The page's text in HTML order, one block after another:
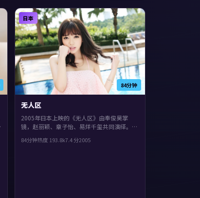
84分钟
日本
无人区
2005年日本上映的《无人区》由奉俊昊掌
镜，赵丽颖、章子怡、易烊千玺共同演绎。类
笔，片尾余味很足。
84分钟热度 193.8k7.4分2005